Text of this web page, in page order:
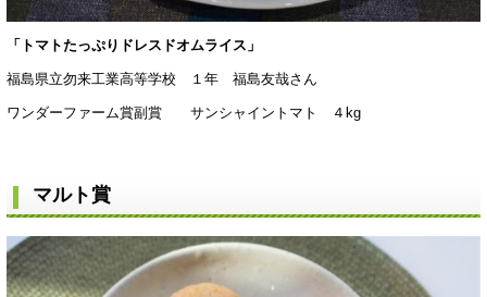
「トマトたっぷりドレスドオムライス」
福島県立勿来工業高等学校 １年 福島友哉さん
ワンダーファーム賞副賞 サンシャイントマト ４kg
マルト賞